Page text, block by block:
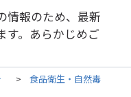
情報のため、最新
す。あらかじめご
> 食品衛生・自然毒